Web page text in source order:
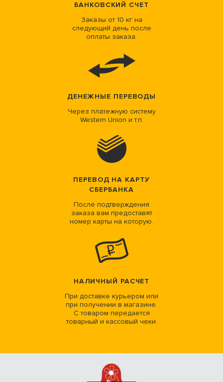
БАНКОВСКИЙ СЧЕТ
Заказы от 10 кг на
следующий день после
оплаты заказа.
ДЕНЕЖНЫЕ ПЕРЕВОДЫ
Через платежную систему
Western Union и т.п.
ПЕРЕВОД НА КАРТУ
СБЕРБАНКА
После подтверждения
заказа вам предоставят
номер карты на которую.
НАЛИЧНЫЙ РАСЧЕТ
При доставке курьером или
при получении в магазине.
С товаром передается
товарный и кассовый чеки.